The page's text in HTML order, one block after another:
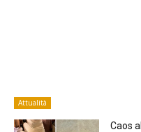
Attualità
Caos